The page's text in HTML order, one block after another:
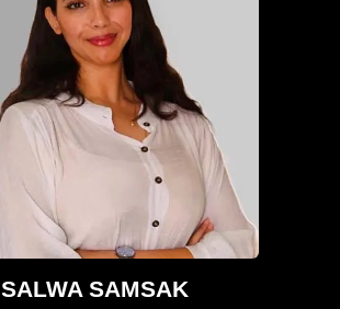
SALWA SAMSAK